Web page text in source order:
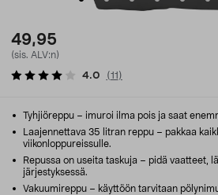
49,95
(sis. ALV:n)
4.0 (11 )
Tyhjiöreppu – imuroi ilma pois ja saat
Laajennettava 35 litran reppu – pakkaa
viikonloppureissulle.
Repussa on useita taskuja – pidä vaatteet,
järjestyksessä.
Vakuumireppu – käyttöön tarvitaan